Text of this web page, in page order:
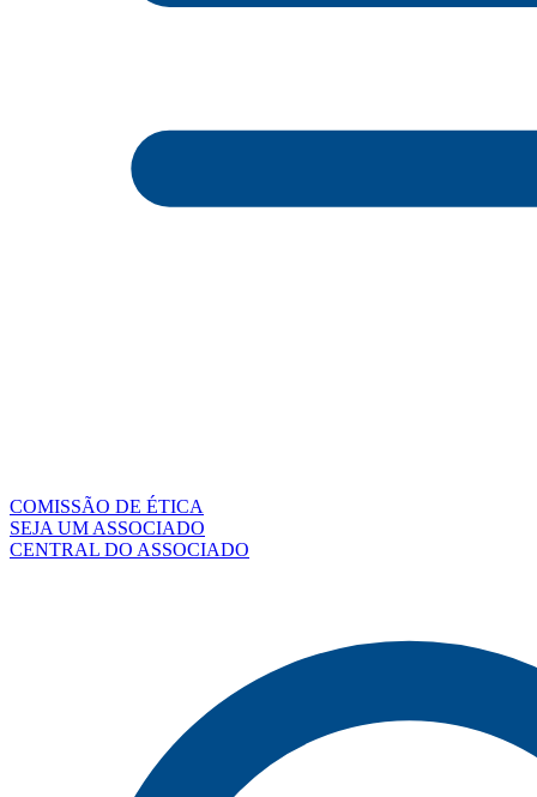
COMISSÃO DE ÉTICA
SEJA UM ASSOCIADO
CENTRAL DO ASSOCIADO